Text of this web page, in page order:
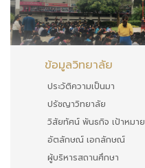
ข้อมูลวิทยาลัย
ประวัติความเป็นมา
ปรัชญาวิทยาลัย
วิสัยทัศน์ พันธกิจ เป้าหมาย
อัตลักษณ์ เอกลักษณ์
ผู้บริหารสถานศึกษา